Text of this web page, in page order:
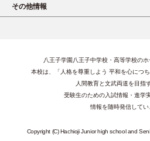
その他情報
八王子学園八王子中学校・高等学校の
本校は、「人格を尊重しよう 平和を心につ
人間教育と文武両道を目指
受験生のための入試情報・進学
情報を随時発信してい
Copyright (C) Hachioji Junior high school and